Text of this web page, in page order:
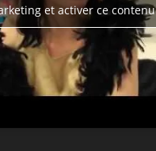
et activer ce contenu